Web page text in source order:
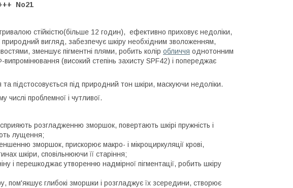
No21
стійкістю(більше 12 годин), ефективно приховує недоліки,
природний вигляд, забезпечує шкіру необхідним зволоженням,
зменшує пігментні плями, робить колір обличчя однотонним
(високий степінь захисту SPF42) і попереджає
та підстосовується під природний тон шкіри, маскуючи недоліки.
числі проблемної і чутливої.
розгладженню зморшок, повертають шкірі пружність і
лущення;
зморшок, прискорює макро- і мікроциркуляції крові,
шкіри, сповільнюючи її старіння;
і перешкоджає утворенню надмірної пігментації, робить шкіру
пом'якшує глибокі зморшки і розгладжує їх зсередини, створює